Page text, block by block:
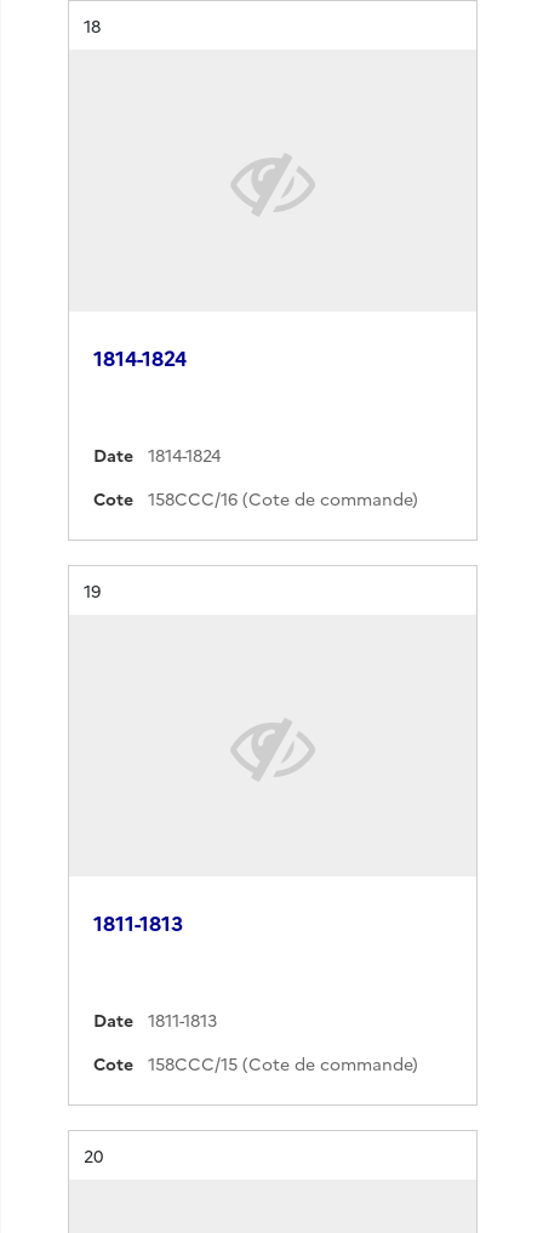
Résultat n°
18
1814-1824
Date
1814-1824
Cote
158CCC/16 (Cote de commande)
Résultat n°
19
1811-1813
Date
1811-1813
Cote
158CCC/15 (Cote de commande)
Résultat n°
20